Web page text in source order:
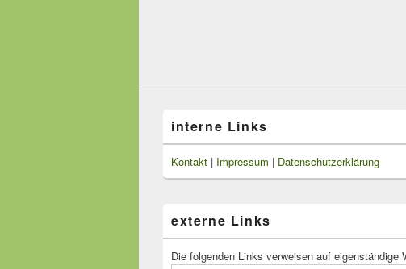
interne Links
Kontakt | Impressum | Datenschutzerklärung
externe Links
Die folgenden Links verweisen auf